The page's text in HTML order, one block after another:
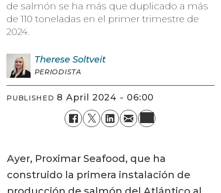
de salmón se ha más que duplicado a más
de 110 toneladas en el primer trimestre de
2024.
Therese Soltveit
PERIODISTA
PUBLISHED 8 April 2024 - 06:00
Ayer, Proximar Seafood, que ha
construido la primera instalación de